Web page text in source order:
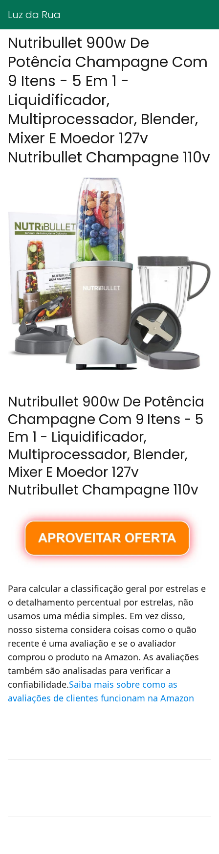
Luz da Rua
Nutribullet 900w De
Potência Champagne Com
9 Itens - 5 Em 1 -
Liquidificador,
Multiprocessador, Blender,
Mixer E Moedor 127v
Nutribullet Champagne 110v
Nutribullet 900w De Potência
Champagne Com 9 Itens - 5
Em 1 - Liquidificador,
Multiprocessador, Blender,
Mixer E Moedor 127v
Nutribullet Champagne 110v
Para calcular a classificação geral por estrelas e
o detalhamento percentual por estrelas, não
usamos uma média simples. Em vez disso,
nosso sistema considera coisas como o quão
recente é uma avaliação e se o avaliador
comprou o produto na Amazon. As avaliações
também são analisadas para verificar a
confiabilidade.Saiba mais sobre como as
avaliações de clientes funcionam na Amazon